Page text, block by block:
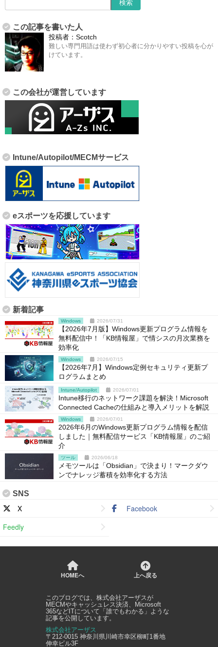
この記事を書いた人
投稿者： Scotch
難しい専門用語は使わず初心者に分かりやすい投稿を心が
けています。
この会社が運営しています
Intune/Autopilot/MECMサービス
eスポーツを応援しています
新着記事
Windows 2026/07/31
【2026年7月版】Windows更新プログラム情報を
無料配信中！「KB情報屋」で情シスの月次業務を
効率化
Windows 2026/07/15
【2026年7月】Windows定例セキュリティ更新プ
ログラムまとめ
Intune/Autopilot 2026/07/01
Intune移行のネットワーク課題を解決！Microsoft
Connected Cacheの仕組みと導入メリットを解説
Windows 2026/07/01
2026年6月のWindows更新プログラム情報を配信
しました｜無料配信サービス「KB情報屋」のご紹
介
ツール 2026/06/18
メモツールは「Obsidian」で決まり！マークダウ
ンでナレッジ蓄積を効率化する方法
SNS
X
Facebook
Feedly
HOMEへ 上へ戻る
このブログでは、 株式会社アーザスが
MECMやキャッシュレス決済、Microsoft
365などITについて「誰でもわかる」ような
記事を公開しています。
株式会社アーザス
〒212-0015 神奈川県川崎市幸区柳町1番地
伸幸ビル3F